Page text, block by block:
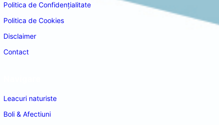
Politica de Confidențialitate
Politica de Cookies
Disclaimer
Contact
Leacuri naturiste
Boli & Afectiuni